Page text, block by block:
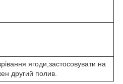
ягоди,застосовувати на
другий полив.